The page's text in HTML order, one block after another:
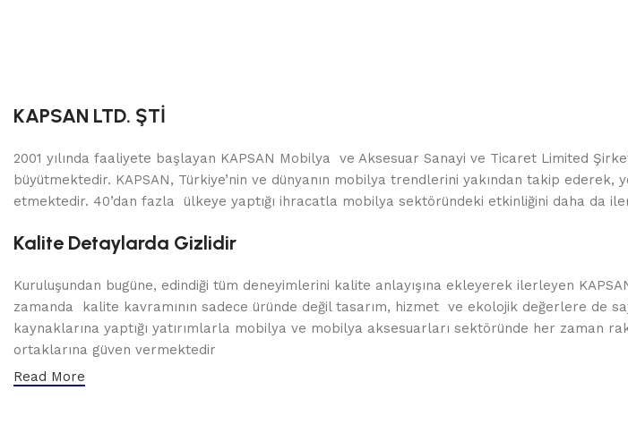
KAPSAN LTD. ŞTİ
2001 yılında faaliyete başlayan KAPSAN Mobilya ve Aksesuar Sanayi ve Ticaret Limited
büyütmektedir. KAPSAN, Türkiye’nin ve dünyanın mobilya trendlerini yakından takip ederek,
etmektedir. 40’dan fazla ülkeye yaptığı ihracatla mobilya sektöründeki etkinliğini daha da
Kalite Detaylarda Gizlidir
Kuruluşundan bugüne, edindiği tüm deneyimlerini kalite anlayışına ekleyerek ilerleyen
zamanda kalite kavramının sadece üründe değil tasarım, hizmet ve ekolojik değerlere de
kaynaklarına yaptığı yatırımlarla mobilya ve mobilya aksesuarları sektöründe her zaman
ortaklarına güven vermektedir
Read More